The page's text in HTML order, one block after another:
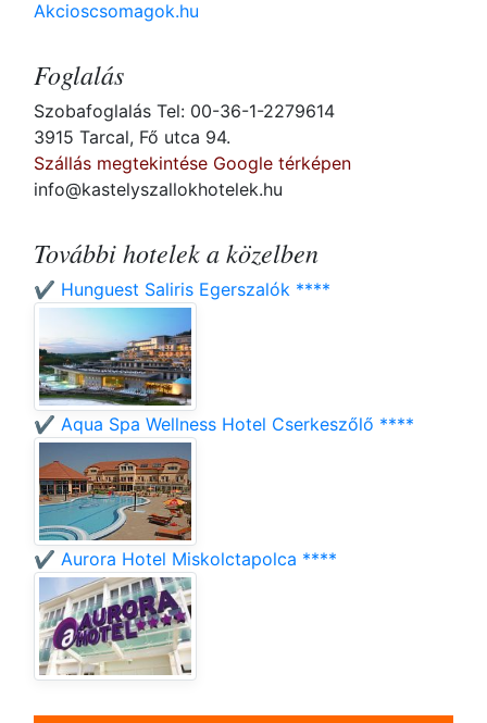
Akcioscsomagok.hu
Foglalás
Szobafoglalás Tel: 00-36-1-2279614
3915 Tarcal, Fő utca 94.
Szállás megtekintése Google térképen
info@kastelyszallokhotelek.hu
További hotelek a közelben
✔️ Hunguest Saliris Egerszalók ****
✔️ Aqua Spa Wellness Hotel Cserkeszőlő ****
✔️ Aurora Hotel Miskolctapolca ****